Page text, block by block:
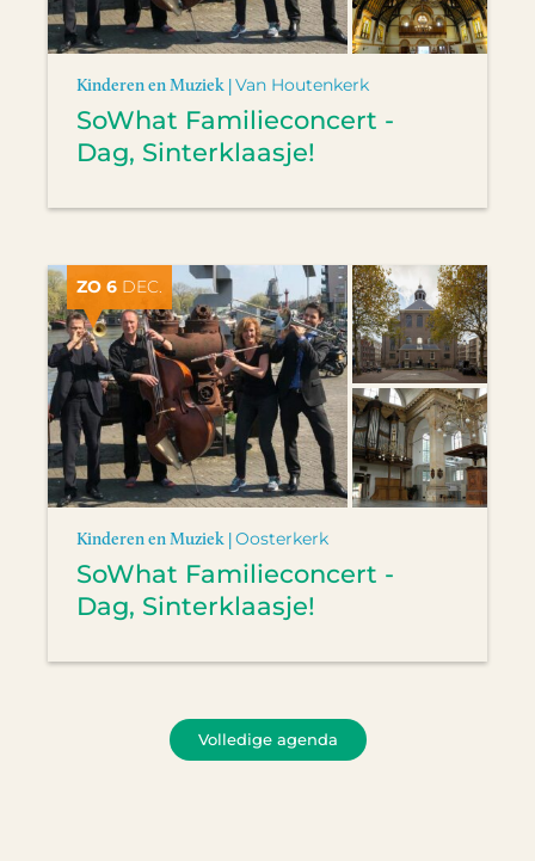
Kinderen en Muziek |Van Houtenkerk
SoWhat Familieconcert -
Dag, Sinterklaasje!
ZO 6 DEC.
Kinderen en Muziek |Oosterkerk
SoWhat Familieconcert -
Dag, Sinterklaasje!
Volledige agenda